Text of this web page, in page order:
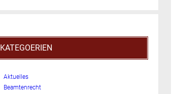
KATEGOERIEN
Aktuelles
Beamtenrecht